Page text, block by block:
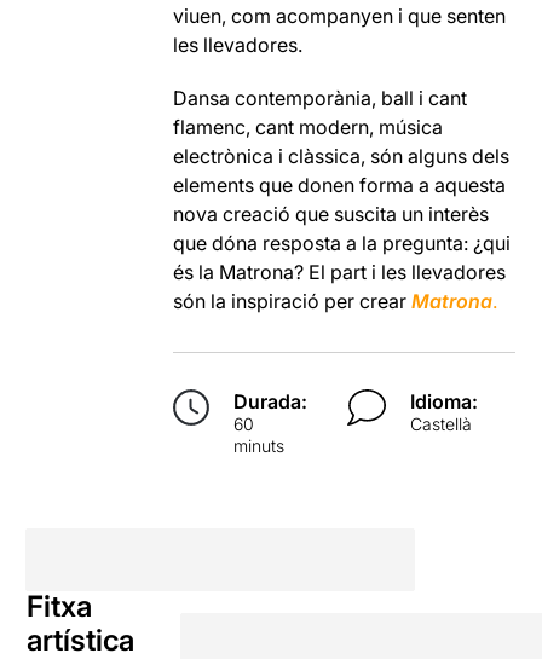
viuen, com acompanyen i que senten
les llevadores.
Dansa contemporània, ball i cant
flamenc, cant modern, música
electrònica i clàssica, són alguns dels
elements que donen forma a aquesta
nova creació que suscita un interès
que dóna resposta a la pregunta: ¿qui
és la Matrona? El part i les llevadores
són la inspiració per crearMatrona.
Durada:
60
minuts
Idioma:
Castellà
Fitxa
artística